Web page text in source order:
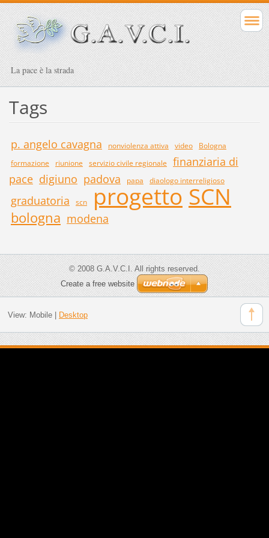
La pace è la strada
Tags
p. angelo cavagna nonviolenza attiva video
Bologna
formazione
riunione servizio civile regionale
finanziaria di
pace digiuno padova papa diaologo interreligioso
graduatoria scn progetto SCN
bologna modena
© 2008 G.A.V.C.I. All rights reserved.
Create a free website
View: Mobile| Desktop